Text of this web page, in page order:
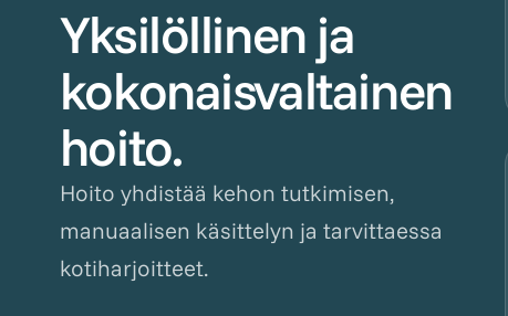
Yksilöllinen ja
kokonaisvaltainen
hoito.
Hoito yhdistää kehon tutkimisen,
manuaalisen käsittelyn ja tarvittaessa
kotiharjoitteet.